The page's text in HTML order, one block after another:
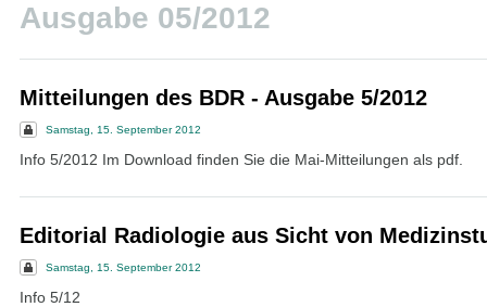
Ausgabe 05/2012
Mitteilungen des BDR - Ausgabe 5/2012
Samstag, 15. September 2012
Info 5/2012 Im Download finden Sie die Mai-Mitteilungen als pdf.
Editorial Radiologie aus Sicht von
Samstag, 15. September 2012
Info 5/12